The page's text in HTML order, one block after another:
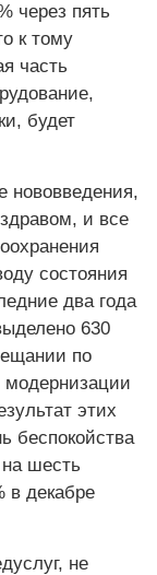
через пять
к тому
часть
будет
нововведения,
и все
состояния
два года
630
по
модернизации
этих
беспокойства
шесть
в декабре
не